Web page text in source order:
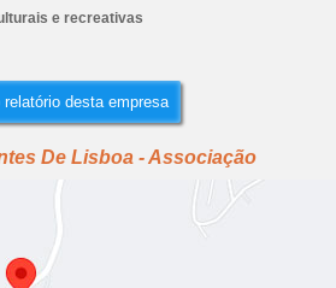
e recreativas
desta empresa
De Lisboa - Associação